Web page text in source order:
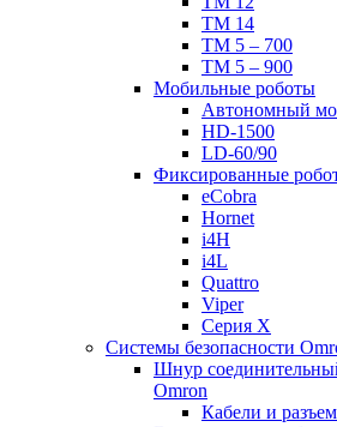
TM 14
TM 5 – 700
TM 5 – 900
Мобильные роботы
Автономный
HD-1500
LD-60/90
Фиксированные
eCobra
Hornet
i4H
i4L
Quattro
Viper
Серия X
Системы безопасности
Шнур
Omron
Кабели и